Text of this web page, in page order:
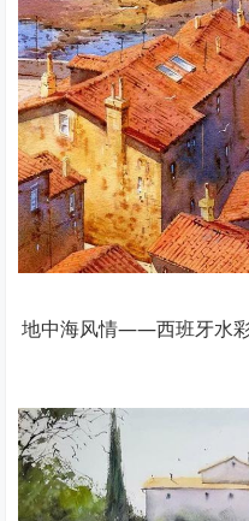
地中海风情——西班牙水彩